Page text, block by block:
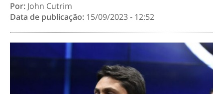
Por: John Cutrim
Data de publicação: 15/09/2023 - 12:52